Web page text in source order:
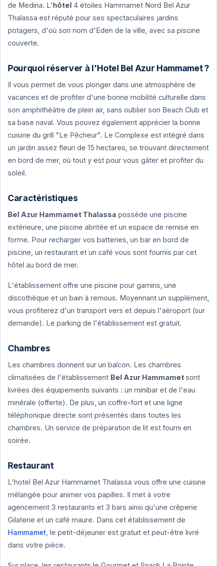
de Medina. L'hôtel 4 étoiles Hammamet Nord Bel Azur
Thalassa est réputé pour ses spectaculaires jardins
potagers, d'où son nom d'Eden de la ville, avec sa piscine
couverte.
Pourquoi réserver à l'Hotel Bel Azur Hammamet ?
Il vous permet de vous plonger dans une atmosphère de
vacances et de profiter d'une bonne mobilité culturelle dans
son amphithéâtre de plein air, sans oublier son Beach Club et
sa base naval. Vous pouvez également apprécier la bonne
cuisine du grill "Le Pêcheur". Le Complexe est intégré dans
un jardin assez fleuri de 15 hectares, se trouvant directement
en bord de mer, où tout y est pour vous gâter et profiter du
soleil.
Caractéristiques
Bel Azur Hammamet Thalassa possède une piscine
extérieure, une piscine abritée et un espace de remise en
forme. Pour recharger vos batteries, un bar en bord de
piscine, un restaurant et un café vous sont fournis par cet
hôtel au bord de mer.
L'établissement offre une piscine pour gamins, une
discothèque et un bain à remous. Moyennant un supplément,
vous profiterez d'un transport vers et depuis l'aéroport (sur
demande). Le parking de l'établissement est gratuit.
Chambres
Les chambres donnent sur un balcon. Les chambres
climatisées de l'établissement Bel Azur Hammametsont
livrées des équipements suivants : un minibar et de l'eau
minérale (offerte). De plus, un coffre-fort et une ligne
téléphonique directe sont présentés dans toutes les
chambres. Un service de préparation de lit est fourni en
soirée.
Restaurant
L'hotel Bel Azur Hammamet Thalassa vous offre une cuisine
mélangée pour animer vos papilles. Il met à votre
agencement 3 restaurants et 3 bars ainsi qu'une crêperie
Gilaterie et un café maure. Dans cet établissement de
Hammamet , le petit-déjeuner est gratuit et peut-être livré
dans votre pièce.